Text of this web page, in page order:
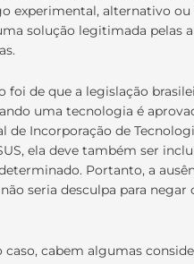
experimental, alternativo ou
solução legitimada pelas
foi de que a legislação
uma tecnologia é
de Incorporação de
ela deve também ser
Portanto, a
seria desculpa para negar
cabem algumas